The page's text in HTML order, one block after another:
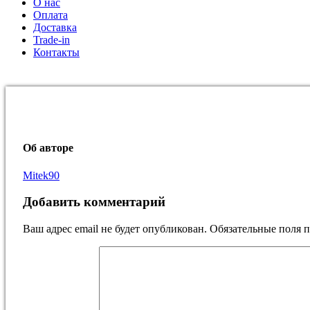
О нас
Оплата
Доставка
Trade-in
Контакты
Об авторе
Mitek90
Добавить комментарий
Ваш адрес email не будет опубликован. Обязательные поля